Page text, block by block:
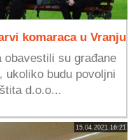
komaraca u Vranju
obavestili su građane
ukoliko budu povoljni
d.o.o...
15.04.2021 16:21